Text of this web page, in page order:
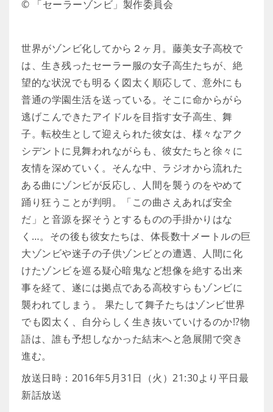
© 「セーラーゾンビ」製作委員会
世界がゾンビ化してから２ヶ月。藤美女子高校で
は、生き残ったセーラー服の女子高生たちが、絶
望的な状況でも明るく図太く順応して、意外にも
普通の学園生活を送っている。そこに命からがら
逃げこんできたアイドルを目指す女子高生、舞
子。転校生として迎えられた彼女は、様々なアク
シデントに見舞われながらも、彼女たちと徐々に
友情を深めていく。そんな中、ラジオから流れた
ある曲にゾンビが反応し、人間を襲うのをやめて
踊り狂うことが判明。「この曲さえあれば安全
だ」と音源を探そうとするものの手掛かりはな
く…。その後も彼女たちは、体長数十メートルの巨
大ゾンビや迷子の子供ゾンビとの遭遇、人間に化
けたゾンビを巡る疑心暗鬼など想像を絶する出来
事を経て、遂には拠点である高校すらもゾンビに
襲われてしまう。 果たして舞子たちはゾンビ世界
でも図太く、自分らしく生き抜いていけるのか!?物
語は、誰も予想しなかった結末へと急展開で突き
進む。
放送日時：2016年5月31日（火）21:30より平日最
新話放送